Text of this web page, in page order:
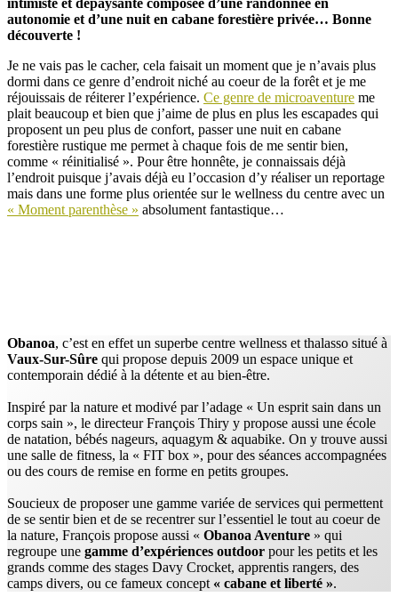
autonomie et d’une nuit en cabane forestière privée… Bonne
découverte !
Je ne vais pas le cacher, cela faisait un moment que je n’avais plus
dormi dans ce genre d’endroit niché au coeur de la forêt et je me
réjouissais de réiterer l’expérience. Ce genre de microaventure me
plait beaucoup et bien que j’aime de plus en plus les escapades qui
proposent un peu plus de confort, passer une nuit en cabane
forestière rustique me permet à chaque fois de me sentir bien,
comme « réinitialisé ». Pour être honnête, je connaissais déjà
l’endroit puisque j’avais déjà eu l’occasion d’y réaliser un reportage
mais dans une forme plus orientée sur le wellness du centre avec un
« Moment parenthèse » absolument fantastique…
Obanoa, c’est en effet un superbe centre wellness et thalasso situé à
Vaux-Sur-Sûre qui propose depuis 2009 un espace unique et
contemporain dédié à la détente et au bien-être.
Inspiré par la nature et modivé par l’adage « Un esprit sain dans un
corps sain », le directeur François Thiry y propose aussi une école
de natation, bébés nageurs, aquagym & aquabike. On y trouve aussi
une salle de fitness, la « FIT box », pour des séances accompagnées
ou des cours de remise en forme en petits groupes.
Soucieux de proposer une gamme variée de services qui permettent
de se sentir bien et de se recentrer sur l’essentiel le tout au coeur de
la nature, François propose aussi « Obanoa Aventure » qui
regroupe une gamme d’expériences outdoor pour les petits et les
grands comme des stages Davy Crocket, apprentis rangers, des
camps divers, ou ce fameux concept « cabane et liberté ».